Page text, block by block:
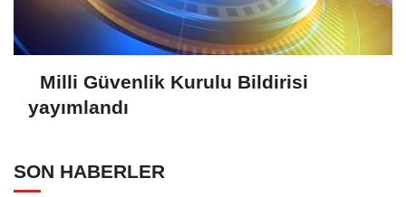
Milli Güvenlik Kurulu Bildirisi
yayımlandı
SON HABERLER